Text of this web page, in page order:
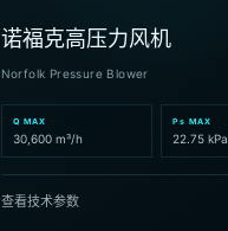
诺福克高压力风机
Norfolk Pressure Blower
Q MAX
30,600 m³/h
Ps MAX
22.75 kPa
查看技术参数